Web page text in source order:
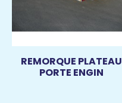
REMORQUE PLATEAU
PORTE ENGIN